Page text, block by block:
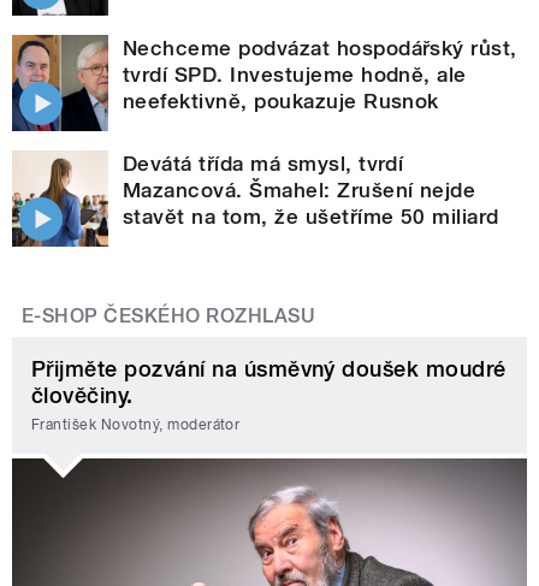
Nechceme podvázat hospodářský růst,
tvrdí SPD. Investujeme hodně, ale
neefektivně, poukazuje Rusnok
Devátá třída má smysl, tvrdí
Mazancová. Šmahel: Zrušení nejde
stavět na tom, že ušetříme 50 miliard
E-SHOP ČESKÉHO ROZHLASU
Přijměte pozvání na úsměvný doušek moudré
člověčiny.
František Novotný, moderátor